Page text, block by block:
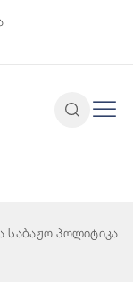
საბაჟო პოლიტიკა